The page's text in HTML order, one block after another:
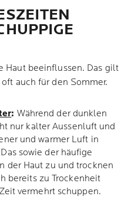
Haut beeinflussen. Das gilt
auch für den Sommer.
: Während der dunklen
nur kalter Aussenluft und
und warmer Luft in
sowie der häufige
der Haut zu und trocknen
bereits zu Trockenheit
vermehrt schuppen.